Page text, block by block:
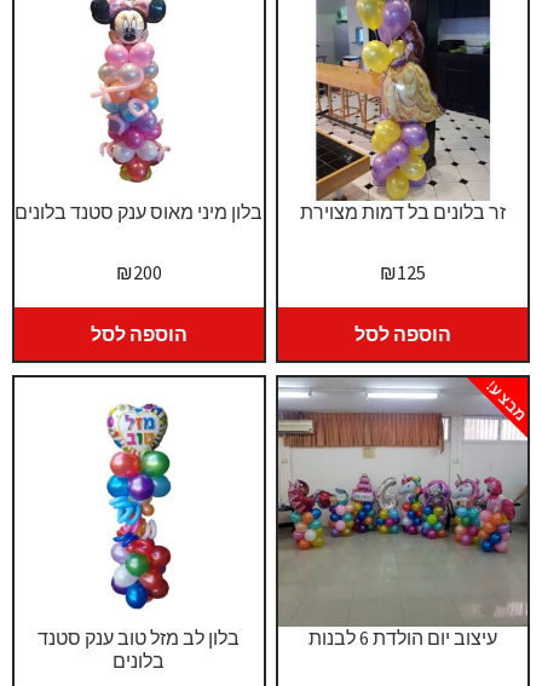
בלון מיני מאוס ענק סטנד בלונים
₪200
הוספה לסל
זר בלונים בל דמות מצוירת
₪125
הוספה לסל
בלון לב מזל טוב ענק סטנד
בלונים
עיצוב יום הולדת 6 לבנות
מבצע!